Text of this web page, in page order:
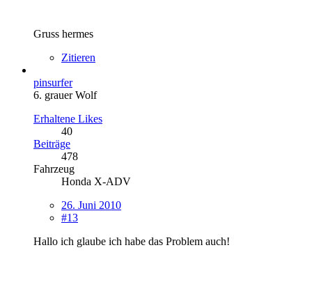
Gruss hermes
Zitieren
pinsurfer
6. grauer Wolf
Erhaltene Likes
40
Beiträge
478
Fahrzeug
Honda X-ADV
26. Juni 2010
#13
Hallo ich glaube ich habe das Problem auch!